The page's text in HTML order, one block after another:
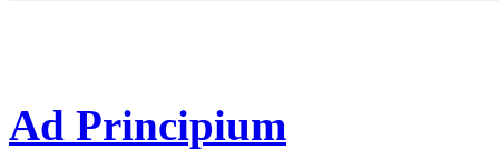
Ad Principium